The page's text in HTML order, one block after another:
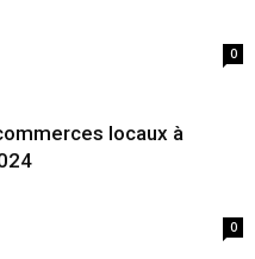
0
locaux à
0